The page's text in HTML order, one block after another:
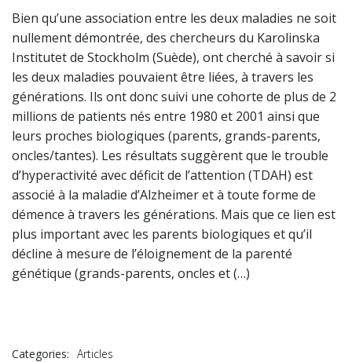
Bien qu’une association entre les deux maladies ne soit
nullement démontrée, des chercheurs du Karolinska
Institutet de Stockholm (Suède), ont cherché à savoir si
les deux maladies pouvaient être liées, à travers les
générations. Ils ont donc suivi une cohorte de plus de 2
millions de patients nés entre 1980 et 2001 ainsi que
leurs proches biologiques (parents, grands-parents,
oncles/tantes). Les résultats suggèrent que le trouble
d’hyperactivité avec déficit de l’attention (TDAH) est
associé à la maladie d’Alzheimer et à toute forme de
démence à travers les générations. Mais que ce lien est
plus important avec les parents biologiques et qu’il
décline à mesure de l’éloignement de la parenté
génétique (grands-parents, oncles et (…)
Categories: Articles